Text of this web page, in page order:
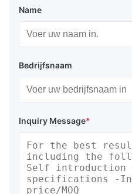
Name
Bedrijfsnaam
Inquiry Message*